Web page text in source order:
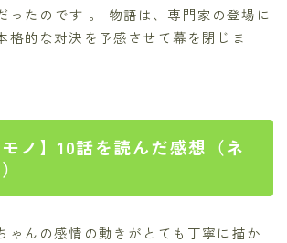
ったのです 。 物語は、専門家の登場に
格的な対決を予感させて幕を閉じま
モノ】10話を読んだ感想（ネ
ゃんの感情の動きがとても丁寧に描か